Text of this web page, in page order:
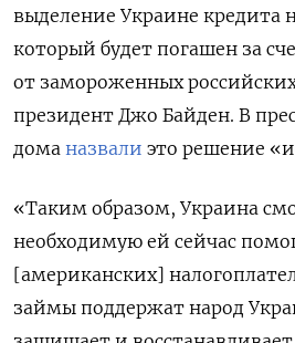
выделение Украине кредита
который будет погашен за
от замороженных
президент Джо Байден. В
дома назвали это решение
«Таким образом, Украина
необходимую ей сейчас
[американских]
займы поддержат народ